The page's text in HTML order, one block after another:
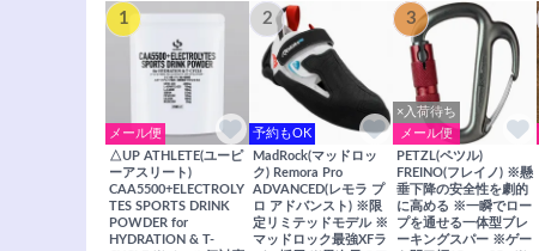
1
メール便
△UP ATHLETE(ユーピ
ーアスリート)
CAA5500+ELECTROLY
TES SPORTS DRINK
POWDER for
HYDRATION & T-
2
予約もOK
MadRock(マッドロッ
ク) Remora Pro
ADVANCED(レモラ プ
ロ アドバンスト) ※限
定リミテッドモデル ※
マッドロック最強XFラ
3
×入荷待ち
メール便
PETZL(ペツル)
FREINO(フレイノ) ※懸
垂下降の安全性を劇的
に高める ※一瞬でロー
プを通せる一体型ブレ
ーキングスパー ※ゲー